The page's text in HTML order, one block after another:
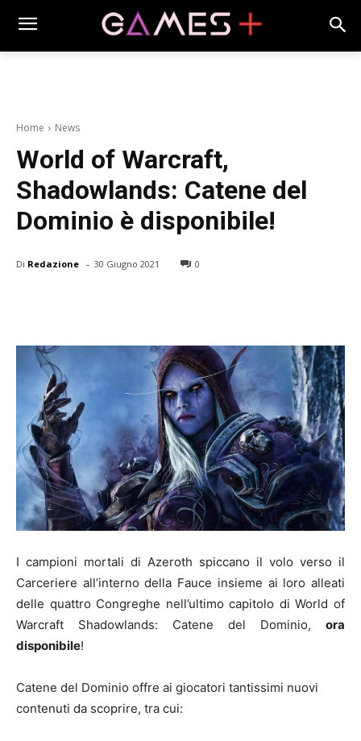
Home News
World of Warcraft,
Shadowlands: Catene del
Dominio è disponibile!
Di Redazione - 30 Giugno 2021 0
I campioni mortali di Azeroth spiccano il volo verso il
Carceriere all’interno della Fauce insieme ai loro alleati
delle quattro Congreghe nell’ultimo capitolo di World of
Warcraft Shadowlands: Catene del Dominio, ora
disponibile!
Catene del Dominio offre ai giocatori tantissimi nuovi
contenuti da scoprire, tra cui: